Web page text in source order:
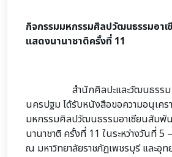
กิจกรรมมหกรรมศิลปวัฒนธรรมอา
แสดงนานาชาติครั้งที่ 11
สำนักศิลปะและวัฒนธรรม มห
นครปฐม ได้รับหนังสือขอความอนุเคร
มหกรรมศิลปวัฒนธรรมอาเซียนสัมพั
นานาชาติ ครั้งที่ 11 ในระหว่างวันที่ 5
ณ มหาวิทยาลัยราชภัฏเพชรบุรี และอุท